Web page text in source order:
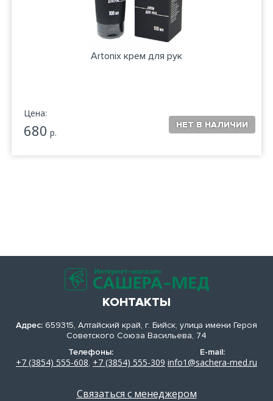
Artonix крем для рук
Цена:
680 р.
КОНТАКТЫ
Адрес: 659315, Алтайский край, г. Бийск, улица имени Героя
Советского Союза Васильева, 74
Телефоны:
+7 (3854) 555-608, +7 (3854) 555-309
E-mail:
info1@sachera-med.ru
Связаться с менеджером